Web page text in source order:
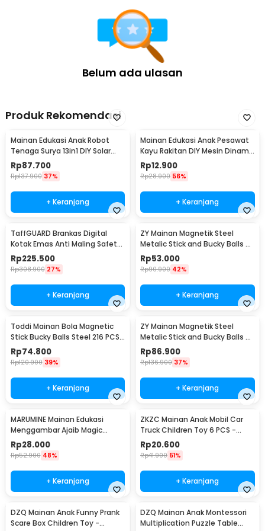
Belum ada ulasan
Produk Rekomendasi
Mainan Edukasi Anak Robot
Tenaga Surya 13in1 DIY Solar
Robot STEM - 2115A
Rp87.700
Rp137.900 37%
+ Keranjang
Mainan Edukasi Anak Pesawat
Kayu Rakitan DIY Mesin Dinamo
Elektrik - HF2205
Rp12.900
Rp28.900 56%
+ Keranjang
TaffGUARD Brankas Digital
Kotak Emas Anti Maling Safety
230x170x170mm - EB30
Rp225.500
Rp308.900 27%
+ Keranjang
ZY Mainan Magnetik Steel
Metalic Stick and Bucky Balls -
005
Rp53.000
Rp90.900 42%
+ Keranjang
Toddi Mainan Bola Magnetic
Stick Bucky Balls Steel 216 PCS
4.6x4.6x4.6mm - TH7005A
Rp74.800
Rp120.900 39%
+ Keranjang
ZY Mainan Magnetik Steel
Metalic Stick and Bucky Balls -
J75
Rp86.900
Rp136.900 37%
+ Keranjang
MARUMINE Mainan Edukasi
Menggambar Ajaib Magic
Luminous A4 - F66-A4L
Rp28.000
Rp52.900 48%
+ Keranjang
ZKZC Mainan Anak Mobil Car
Truck Children Toy 6 PCS -
XY422
Rp20.600
Rp41.900 51%
+ Keranjang
DZQ Mainan Anak Funny Prank
Scare Box Children Toy -
DZQ Mainan Anak Montessori
Multiplication Puzzle Table